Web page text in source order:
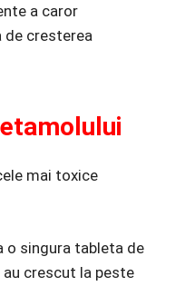
a caror
cresterea
mai toxice
o singura tableta de
crescut la peste